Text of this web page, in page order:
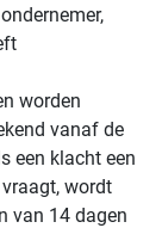
worden
vanaf de
een klacht een
wordt
van 14 dagen